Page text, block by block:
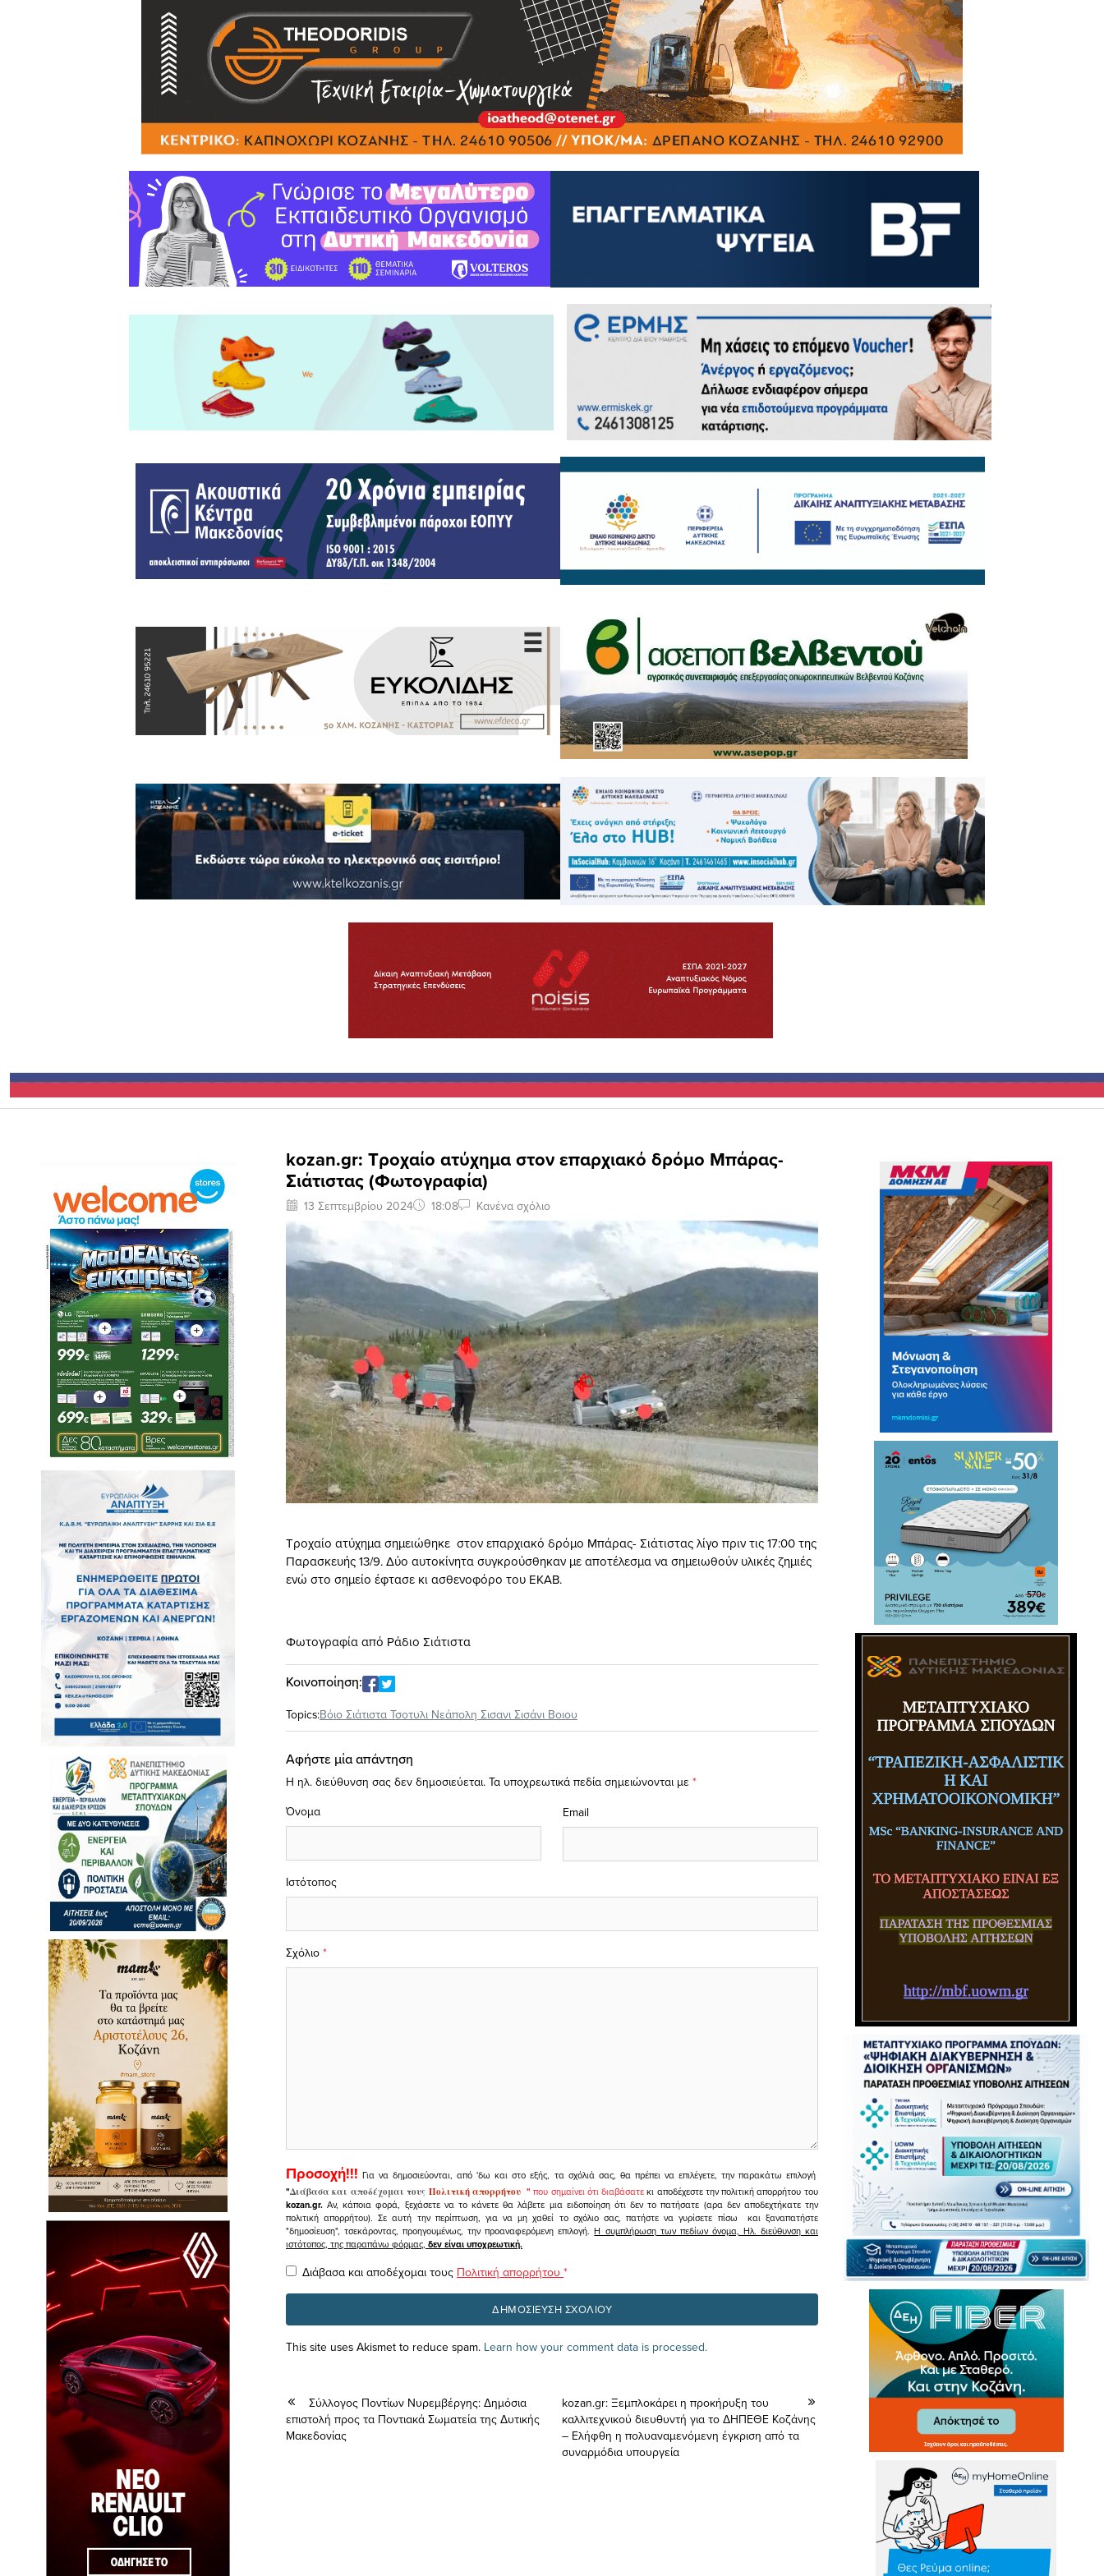
kozan.gr: Tροχαίο ατύχημα στον επαρχιακό δρόμο Μπάρας-
Σιάτιστας (Φωτογραφία)
13 Σεπτεμβρίου 2024 18:08 Κανένα σχόλιο
Tροχαίο ατύχημα σημειώθηκε στον επαρχιακό δρόμο Μπάρας- Σιάτιστας λίγο πριν τις 17:00 της
Παρασκευής 13/9. Δύο αυτοκίνητα συγκρούσθηκαν με αποτέλεσμα να σημειωθούν υλικές ζημιές
ενώ στο σημείο έφτασε κι ασθενοφόρο του ΕΚΑΒ.
Φωτογραφία από Ράδιο Σιάτιστα
Κοινοποίηση:
Topics:Βόιο Σιάτιστα Τσοτυλι Νεάπολη Σισανι Σισάνι Βοιου
Αφήστε μία απάντηση
Η ηλ. διεύθυνση σας δεν δημοσιεύεται. Τα υποχρεωτικά πεδία σημειώνονται με *
Σχόλιο *
Όνομα Email
Ιστότοπος
Προσοχή!!! Για να δημοσιεύονται, από 'δω και στο εξής, τα σχόλιά σας, θα πρέπει να επιλέγετε, την παρακάτω επιλογή
"Διάβασα και αποδέχομαι τουςΠολιτική απορρήτου " που σημαίνει ότι διαβάσατεκι αποδέχεστε την πολιτική απορρήτου του
kozan.gr. Αν, κάποια φορά, ξεχάσετε να το κάνετε θα λάβετε μια ειδοποίηση ότι δεν το πατήσατε (αρα δεν αποδεχτήκατε την
πολιτική απορρήτου). Σε αυτή την περίπτωση, για να μη χαθεί το σχόλιο σας, πατήστε να γυρίσετε πίσω και ξαναπατήστε
"δημοσίευση", τσεκάροντας, προηγουμένως, την προαναφερόμενη επιλογή.Η συμπλήρωση των πεδίων όνομα, Ηλ. διεύθυνση και
ιστότοπος, της παραπάνω φόρμας, δεν είναι υποχρεωτική.
Διάβασα και αποδέχομαι τους Πολιτική απορρήτου *
This site uses Akismet to reduce spam. Learn how your comment data is processed.
Σύλλογος Ποντίων Νυρεμβέργης: Δημόσια
επιστολή προς τα Ποντιακά Σωματεία της Δυτικής
Μακεδονίας
kozan.gr: Ξεμπλοκάρει η προκήρυξη του
καλλιτεχνικού διευθυντή για το ΔΗΠΕΘΕ Κοζάνης
– Ελήφθη η πολυαναμενόμενη έγκριση από τα
συναρμόδια υπουργεία